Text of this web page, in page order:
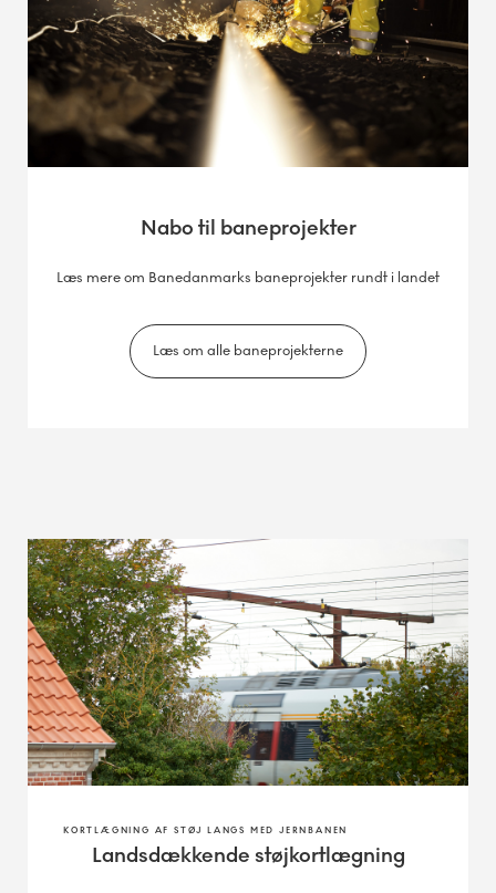
Nabo til baneprojekter
Læs mere om Banedanmarks baneprojekter rundt i landet
Læs om alle baneprojekterne
KORTLÆGNING AF STØJ LANGS MED JERNBANEN
Landsdækkende støjkortlægning